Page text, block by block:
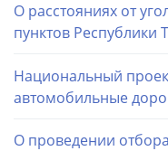
О расстояниях от
пунктов Республики
Национальный
автомобильные
О проведении